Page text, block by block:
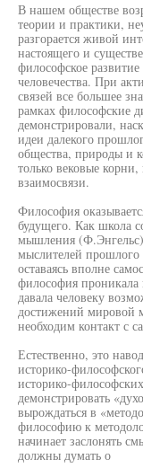
В нашем обществе
теории и практики,
разгорается живой
настоящего и
философское развитие
человечества. При
связей все большее
рамках философские
демонстрировали,
идеи далекого
общества, природы и
только вековые
взаимосвязи.
Философия
будущего. Как школа
мышления
мыслителей прошлого
оставаясь вполне
философия проникала
давала человеку
достижений мировой
необходим контакт с
Естественно, это
историко-
историко-
демонстрировать
вырождаться в
философию к
начинает заслонять
должны думать о